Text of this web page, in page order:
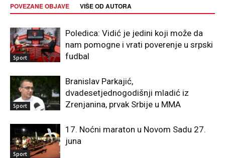
POVEZANE OBJAVE VIŠE OD AUTORA
Sport
Poledica: Vidić je jedini koji može da
nam pomogne i vrati poverenje u srpski
fudbal
Sport
Branislav Parkajić,
dvadesetjednogodišnji mladić iz
Zrenjanina, prvak Srbije u MMA
Sport
17. Noćni maraton u Novom Sadu 27.
juna